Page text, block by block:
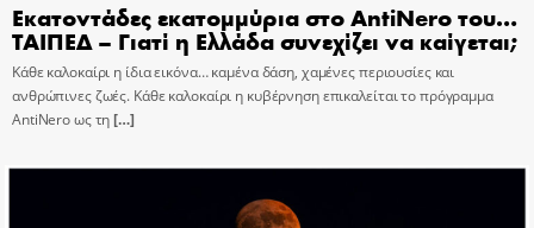
Εκατοντάδες εκατομμύρια στο AntiNero του…
ΤΑΙΠΕΔ – Γιατί η Ελλάδα συνεχίζει να καίγεται;
Κάθε καλοκαίρι η ίδια εικόνα… καμένα δάση, χαμένες περιουσίες και
ανθρώπινες ζωές. Κάθε καλοκαίρι η κυβέρνηση επικαλείται το πρόγραμμα
AntiNero ως τη[…]